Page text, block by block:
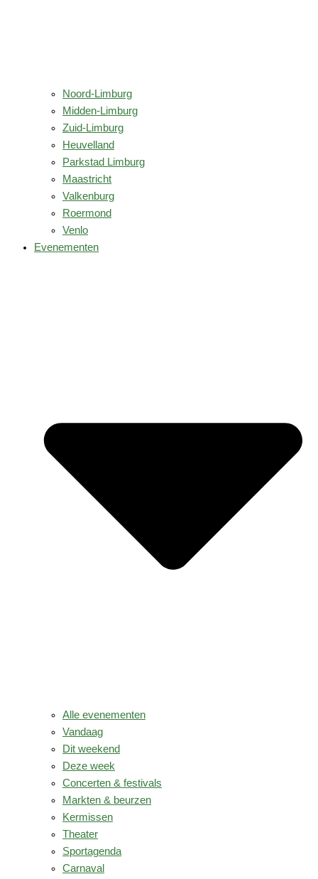
Noord-Limburg
Midden-Limburg
Zuid-Limburg
Heuvelland
Parkstad Limburg
Maastricht
Valkenburg
Roermond
Venlo
Evenementen
Alle evenementen
Vandaag
Dit weekend
Deze week
Concerten & festivals
Markten & beurzen
Kermissen
Theater
Sportagenda
Carnaval